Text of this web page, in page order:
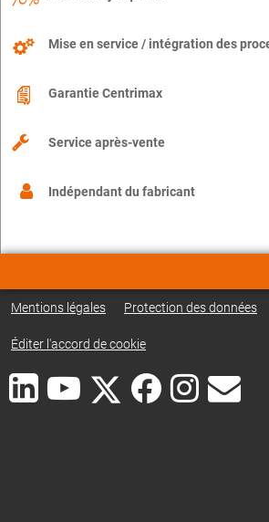
Mise en service / intégration des
Garantie Centrimax
Service après-vente
Indépendant du fabricant
Mentions légales Protection des données
Éditer l'accord de cookie